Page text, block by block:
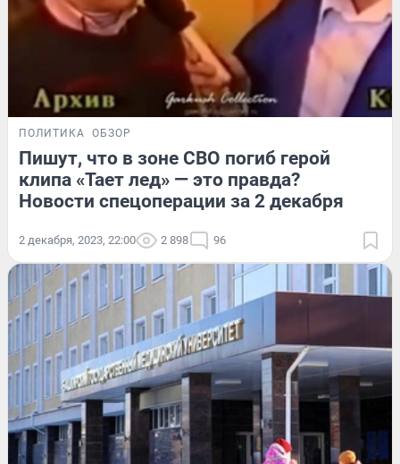
ПОЛИТИКА ОБЗОР
Пишут, что в зоне СВО погиб герой
клипа «Тает лед» — это правда?
Новости спецоперации за 2 декабря
2 декабря, 2023, 22:00 2 898 96